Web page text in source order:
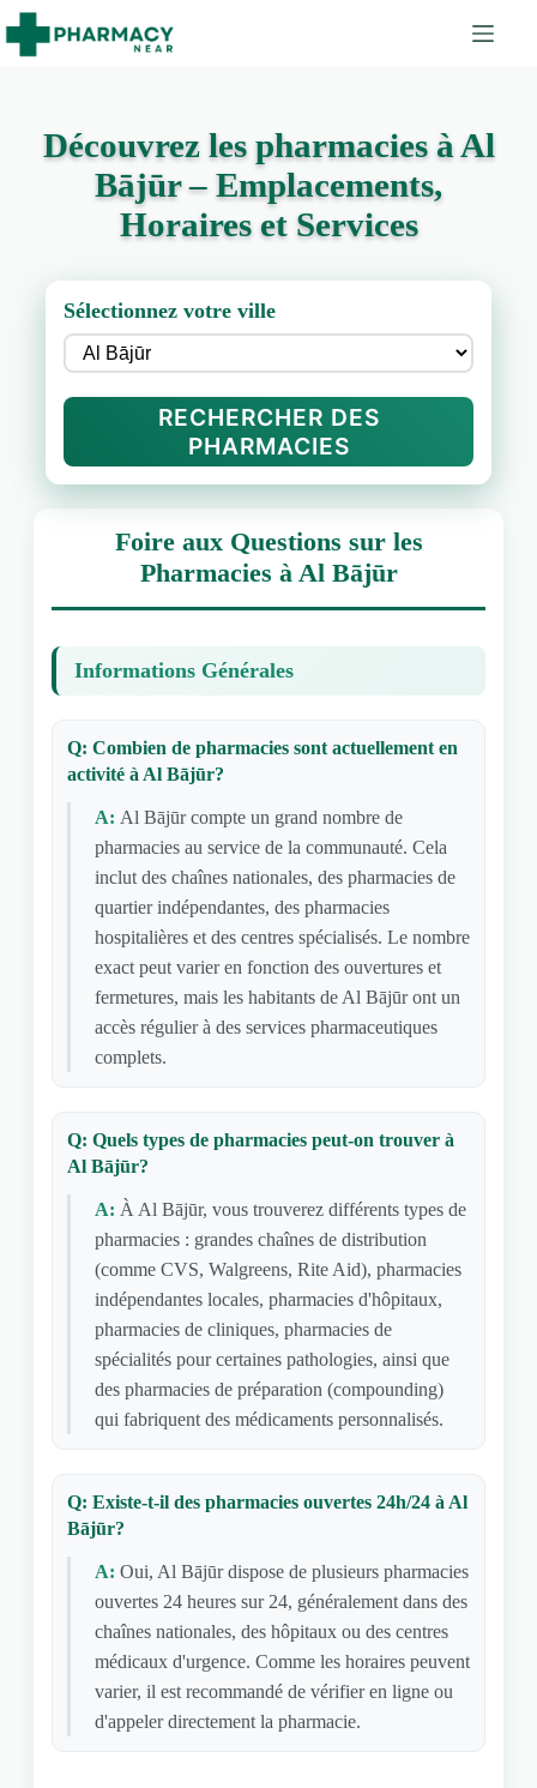
Découvrez les pharmacies à Al
Bājūr – Emplacements,
Horaires et Services
Sélectionnez votre ville
RECHERCHER DES
PHARMACIES
Foire aux Questions sur les
Pharmacies à Al Bājūr
Informations Générales
Q: Combien de pharmacies sont actuellement en
activité à Al Bājūr?
A: Al Bājūr compte un grand nombre de
pharmacies au service de la communauté. Cela
inclut des chaînes nationales, des pharmacies de
quartier indépendantes, des pharmacies
hospitalières et des centres spécialisés. Le nombre
exact peut varier en fonction des ouvertures et
fermetures, mais les habitants de Al Bājūr ont un
accès régulier à des services pharmaceutiques
complets.
Q: Quels types de pharmacies peut-on trouver à
Al Bājūr?
A: À Al Bājūr, vous trouverez différents types de
pharmacies : grandes chaînes de distribution
(comme CVS, Walgreens, Rite Aid), pharmacies
indépendantes locales, pharmacies d'hôpitaux,
pharmacies de cliniques, pharmacies de
spécialités pour certaines pathologies, ainsi que
des pharmacies de préparation (compounding)
qui fabriquent des médicaments personnalisés.
Q: Existe-t-il des pharmacies ouvertes 24h/24 à Al
Bājūr?
A: Oui, Al Bājūr dispose de plusieurs pharmacies
ouvertes 24 heures sur 24, généralement dans des
chaînes nationales, des hôpitaux ou des centres
médicaux d'urgence. Comme les horaires peuvent
varier, il est recommandé de vérifier en ligne ou
d'appeler directement la pharmacie.